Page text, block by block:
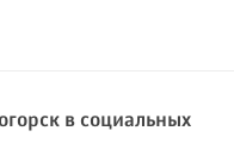
в социальных